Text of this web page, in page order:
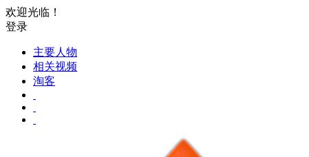
欢迎光临！
登录
主要人物
相关视频
淘客